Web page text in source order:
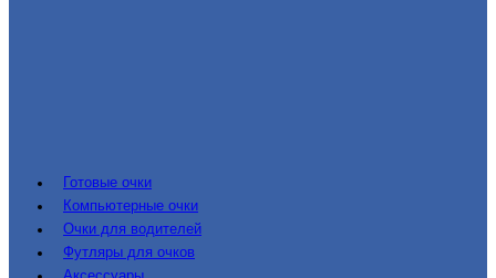
Готовые очки
Компьютерные очки
Очки для водителей
Футляры для очков